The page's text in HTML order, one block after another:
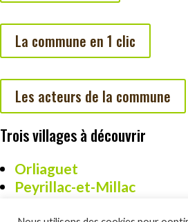
La commune en 1 clic
Les acteurs de la commune
Trois villages à découvrir
Orliaguet
Peyrillac-et-Millac